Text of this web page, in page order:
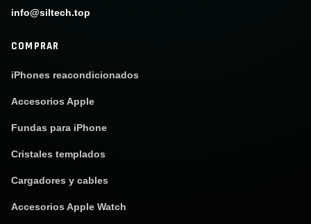
info@siltech.top
COMPRAR
iPhones reacondicionados
Accesorios Apple
Fundas para iPhone
Cristales templados
Cargadores y cables
Accesorios Apple Watch